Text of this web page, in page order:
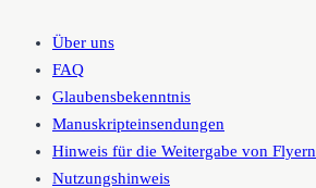
Über uns
FAQ
Glaubensbekenntnis
Manuskripteinsendungen
Hinweis für die Weitergabe von Flyern
Nutzungshinweis